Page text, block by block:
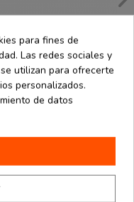
tapa
desde
1.02 €
producto
para fines de
Las redes sociales y
utilizan para ofrecerte
personalizados.
de datos